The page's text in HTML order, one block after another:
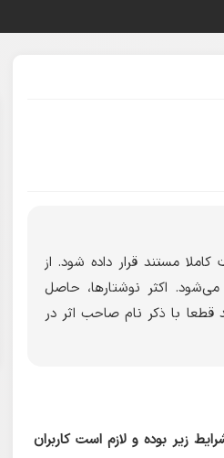
مستند قرار داده شود. از
اکثر نوشتارها، حاصل
قطعا با ذکر نام صاحب اثر در
زیر بوده و لازم است کاربران